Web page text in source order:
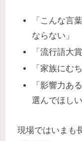
「こんな言
ならない」
「流行語大
「家族にむ
「影響力あ
選んでほしい
現場ではいまも